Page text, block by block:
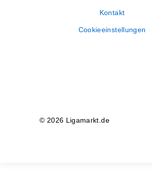
Kontakt
Cookieeinstellungen
© 2026 Ligamarkt.de